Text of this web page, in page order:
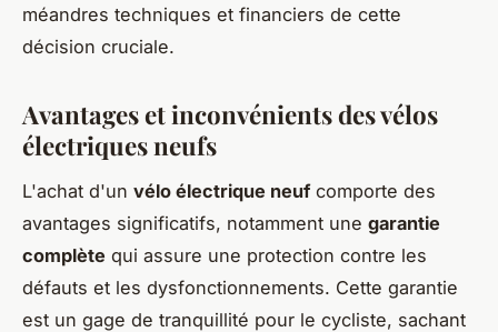
méandres techniques et financiers de cette
décision cruciale.
Avantages et inconvénients des vélos
électriques neufs
L'achat d'un vélo électrique neufcomporte des
avantages significatifs, notamment une garantie
complète qui assure une protection contre les
défauts et les dysfonctionnements. Cette garantie
est un gage de tranquillité pour le cycliste, sachant